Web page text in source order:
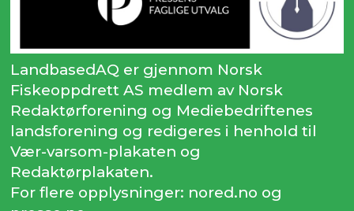
LandbasedAQ er gjennom Norsk
Fiskeoppdrett AS medlem av Norsk
Redaktørforening og Mediebedriftenes
landsforening og redigeres i henhold til
Vær-varsom-plakaten og
Redaktørplakaten.
For flere opplysninger: nored.no og